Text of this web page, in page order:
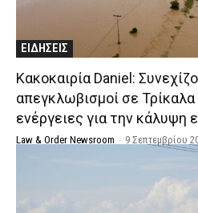
ΕΙΔΗΣΕΙΣ
Κακοκαιρία Daniel:
απεγκλωβισμοί σε
ενέργειες για την κάλυψη
Law & Order Newsroom - 9 Σεπτεμβρίου